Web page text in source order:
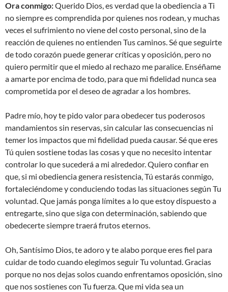
Ora conmigo:Querido Dios, es verdad que la obediencia a Ti
no siempre es comprendida por quienes nos rodean, y muchas
veces el sufrimiento no viene del costo personal, sino de la
reacción de quienes no entienden Tus caminos. Sé que seguirte
de todo corazón puede generar críticas y oposición, pero no
quiero permitir que el miedo al rechazo me paralice. Enséñame
a amarte por encima de todo, para que mi fidelidad nunca sea
comprometida por el deseo de agradar a los hombres.
Padre mío, hoy te pido valor para obedecer tus poderosos
mandamientos sin reservas, sin calcular las consecuencias ni
temer los impactos que mi fidelidad pueda causar. Sé que eres
Tú quien sostiene todas las cosas y que no necesito intentar
controlar lo que sucederá a mi alrededor. Quiero confiar en
que, si mi obediencia genera resistencia, Tú estarás conmigo,
fortaleciéndome y conduciendo todas las situaciones según Tu
voluntad. Que jamás ponga límites a lo que estoy dispuesto a
entregarte, sino que siga con determinación, sabiendo que
obedecerte siempre traerá frutos eternos.
Oh, Santísimo Dios, te adoro y te alabo porque eres fiel para
cuidar de todo cuando elegimos seguir Tu voluntad. Gracias
porque no nos dejas solos cuando enfrentamos oposición, sino
que nos sostienes con Tu fuerza. Que mi vida sea un